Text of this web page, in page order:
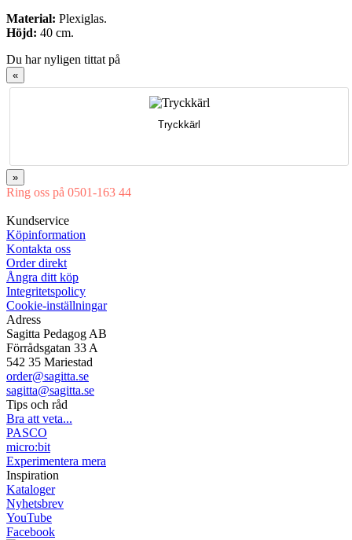
Material: Plexiglas.
Höjd: 40 cm.
Du har nyligen tittat på
«
Tryckkärl
»
Ring oss på 0501-163 44
Kundservice
Köpinformation
Kontakta oss
Order direkt
Ångra ditt köp
Integritetspolicy
Cookie-inställningar
Adress
Sagitta Pedagog AB
Förrådsgatan 33 A
542 35 Mariestad
order@sagitta.se
sagitta@sagitta.se
Tips och råd
Bra att veta...
PASCO
micro:bit
Experimentera mera
Inspiration
Kataloger
Nyhetsbrev
YouTube
Facebook